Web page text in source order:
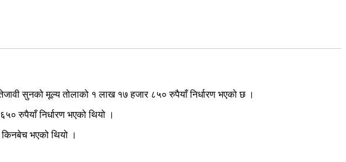
सुनको मूल्य तोलाको १ लाख १७ हजार ८५० रुपैयाँ निर्धारण भएको छ ।
रुपैयाँ निर्धारण भएको थियो ।
भएको थियो ।